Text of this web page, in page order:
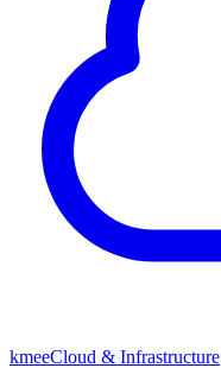
kmeeCloud & Infrastructure